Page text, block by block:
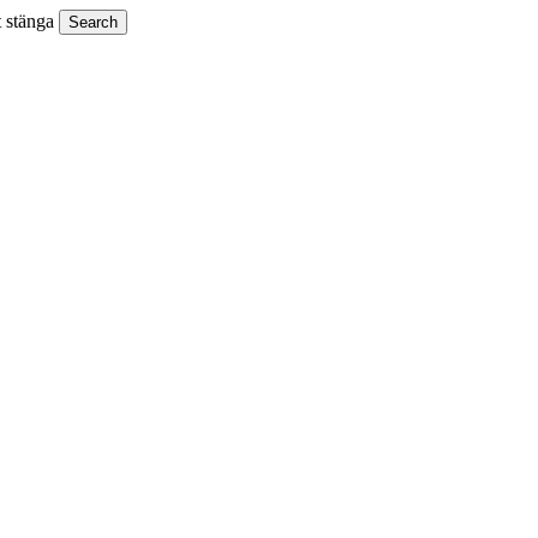
Search